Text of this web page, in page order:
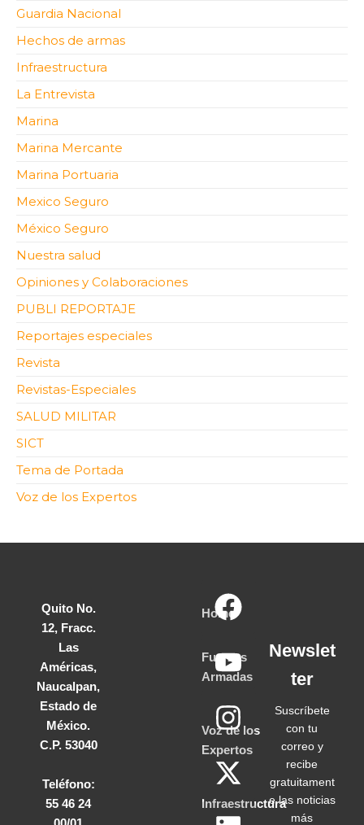
Guardia Nacional
Hechos de armas
Infraestructura
La Entrevista
Marina
Marina Mercante
Marina Portuaria
Mexico Seguro
México Seguro
Nuestra salud
Opiniones y Colaboraciones
PUBLI REPORTAJE
Reportajes especiales
Revista
Revistas-Especiales
SALUD MILITAR
SICT
Tema de Portada
Voz de los Expertos
Quito No.
12, Fracc.
Las
Américas,
Naucalpan,
Estado de
México.
C.P. 53040
Teléfono:
55 46 24
Home
Fuerzas
Armadas
Voz de los
Expertos
Infraestructura
Newslet
ter
Suscríbete
con tu
correo y
recibe
gratuitament
e las noticias
más